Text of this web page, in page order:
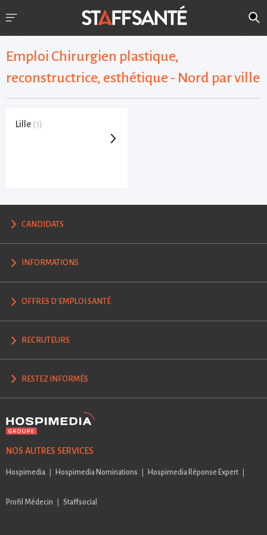
Emploi Chirurgien plastique,
reconstructrice, esthétique - Nord par ville
Lille (1)
CANDIDATS
INFORMATIONS
OFFRES D'EMPLOI SANTÉ
RECRUTEURS
RESTEZ INFORMÉS
NOS AUTRES SERVICES
Hospimedia Hospimedia Nominations Hospimedia Réponse Expert
Profil Médecin Staffsocial